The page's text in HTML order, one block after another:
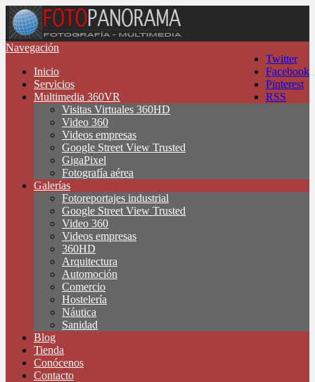
Twitter
Facebook
Pinterest
RSS
Navegación
Inicio
Servicios
Multimedia 360VR
Visitas Virtuales 360HD
Video 360
Videos empresas
Google Street View Trusted
GigaPixel
Fotografía aérea
Galerías
Fotoreportajes industrial
Google Street View Trusted
Video 360
Videos empresas
360HD
Arquitectura
Automoción
Comercio
Hostelería
Náutica
Sanidad
Blog
Tienda
Conócenos
Contacto